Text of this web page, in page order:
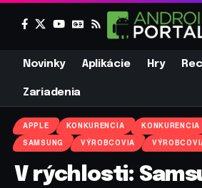
Novinky Aplikácie Hry
Zariadenia
APPLE KONKURENCIA KONKURENCIA
SAMSUNG VÝROBCOVIA
V rýchlosti: